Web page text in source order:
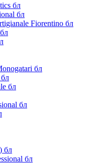
бл
бл
Fiorentino бл
бл
бл
бл
бл
бл